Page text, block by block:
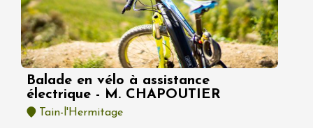
Balade en vélo à assistance
électrique - M. CHAPOUTIER
Tain-l'Hermitage